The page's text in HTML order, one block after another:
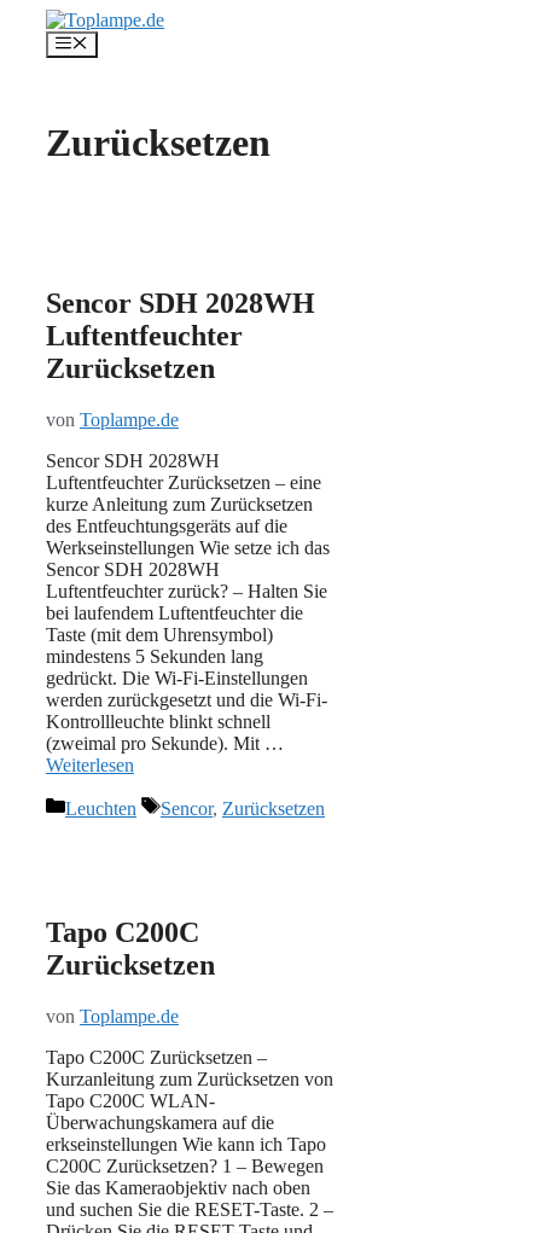
Inhalt
springen
Menü
Zurücksetzen
Sencor SDH 2028WH
Luftentfeuchter
Zurücksetzen
von Toplampe.de
Sencor SDH 2028WH
Luftentfeuchter Zurücksetzen – eine
kurze Anleitung zum Zurücksetzen
des Entfeuchtungsgeräts auf die
Werkseinstellungen Wie setze ich das
Sencor SDH 2028WH
Luftentfeuchter zurück? – Halten Sie
bei laufendem Luftentfeuchter die
Taste (mit dem Uhrensymbol)
mindestens 5 Sekunden lang
gedrückt. Die Wi-Fi-Einstellungen
werden zurückgesetzt und die Wi-Fi-
Kontrollleuchte blinkt schnell
(zweimal pro Sekunde). Mit …
Weiterlesen
Kategorien
Leuchten Schlagwörter
Sencor, Zurücksetzen
Tapo C200C
Zurücksetzen
von Toplampe.de
Tapo C200C Zurücksetzen –
Kurzanleitung zum Zurücksetzen von
Tapo C200C WLAN-
Überwachungskamera auf die
erkseinstellungen Wie kann ich Tapo
C200C Zurücksetzen? 1 – Bewegen
Sie das Kameraobjektiv nach oben
und suchen Sie die RESET-Taste. 2 –